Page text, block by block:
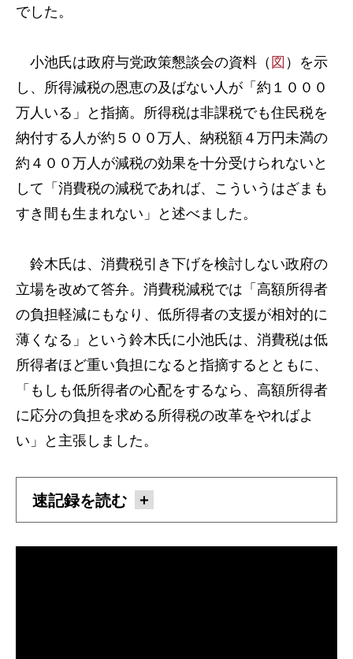
でした。
小池氏は政府与党政策懇談会の資料（ 図 ）を示
し、所得減税の恩恵の及ばない人が「約１０００
万人いる」と指摘。所得税は非課税でも住民税を
納付する人が約５００万人、納税額４万円未満の
約４００万人が減税の効果を十分受けられないと
して「消費税の減税であれば、こういうはざまも
すき間も生まれない」と述べました。
鈴木氏は、消費税引き下げを検討しない政府の
立場を改めて答弁。消費税減税では「高額所得者
の負担軽減にもなり、低所得者の支援が相対的に
薄くなる」という鈴木氏に小池氏は、消費税は低
所得者ほど重い負担になると指摘するとともに、
「もしも低所得者の心配をするなら、高額所得者
に応分の負担を求める所得税の改革をやればよ
い」と主張しました。
速記録を読む